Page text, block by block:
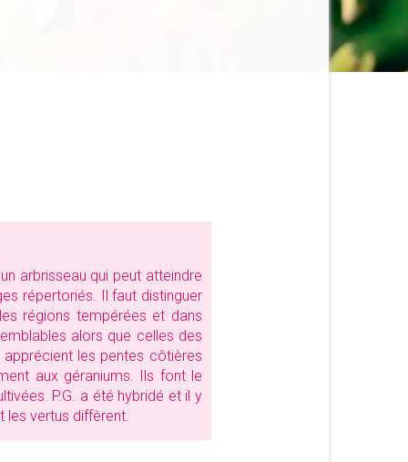
un arbrisseau qui peut atteindre
répertoriés. Il faut distinguer
régions tempérées et dans
alors que celles des
les pentes côtières
aux géraniums. Ils font le
P.G. a été hybridé et il y
les vertus diffèrent.